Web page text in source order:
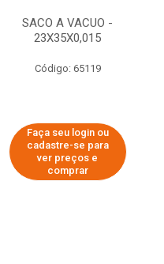
SACO A VACUO -
23X35X0,015
Código: 65119
Faça seu login ou
cadastre-se para
ver preços e
comprar